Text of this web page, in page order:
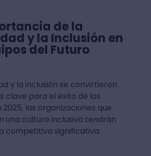
de la
y la Inclusión en
del Futuro
y la inclusión se convirtieron
clave para el éxito de los
2025, las organizaciones que
una cultura inclusiva tendrán
competitiva significativa.